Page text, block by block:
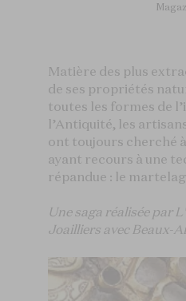
Matière des plus
de ses propriétés
toutes les formes de
l’Antiquité, les
ont toujours cherché
ayant recours à une
répandue : le
Une saga réalisée par
Joailliers avec Beaux-